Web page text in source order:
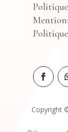
Copyright